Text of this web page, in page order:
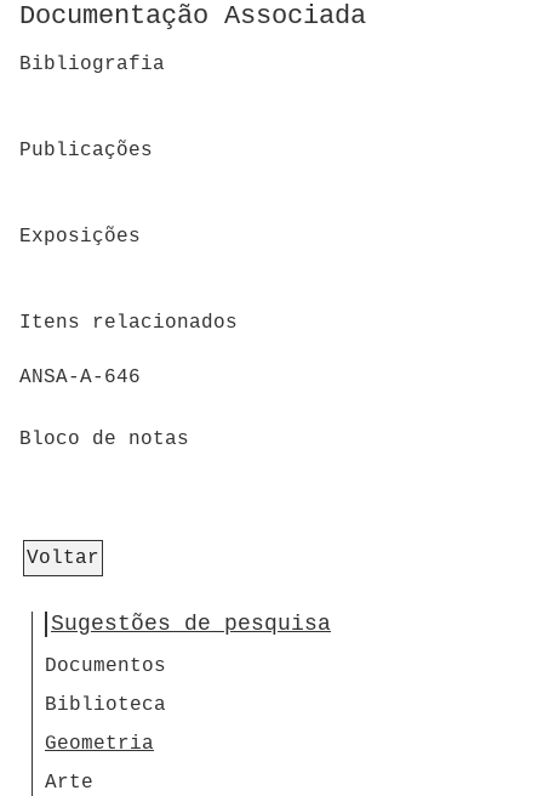
Documentação Associada
Bibliografia
Publicações
Exposições
Itens relacionados
ANSA-A-646
Bloco de notas
Voltar
Sugestões de pesquisa
Documentos
Biblioteca
Geometria
Arte